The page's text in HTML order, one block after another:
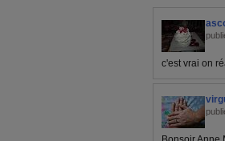
c'est vrai on